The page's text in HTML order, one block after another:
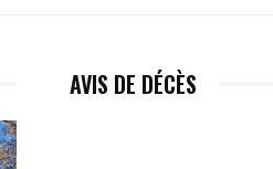
AVIS DE DÉCÈS